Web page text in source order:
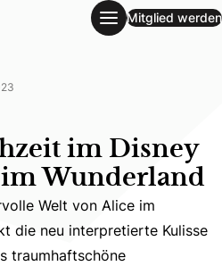
– Alice im Wunderland
Mitglied werden
im Disney
Wunderland
Welt von Alice im
Welt von Alice im
die neu interpretierte Kulisse
traumhaftschöne